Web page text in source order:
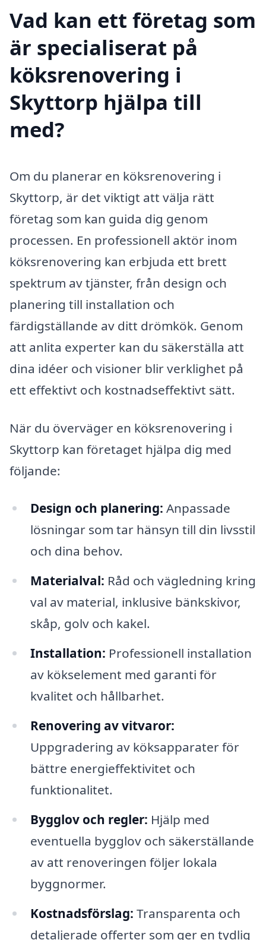
Vad kan ett företag som
är specialiserat på
köksrenovering i
Skyttorp hjälpa till
med?
Om du planerar en köksrenovering i
Skyttorp, är det viktigt att välja rätt
företag som kan guida dig genom
processen. En professionell aktör inom
köksrenovering kan erbjuda ett brett
spektrum av tjänster, från design och
planering till installation och
färdigställande av ditt drömkök. Genom
att anlita experter kan du säkerställa att
dina idéer och visioner blir verklighet på
ett effektivt och kostnadseffektivt sätt.
När du överväger en köksrenovering i
Skyttorp kan företaget hjälpa dig med
följande:
Design och planering: Anpassade
lösningar som tar hänsyn till din livsstil
och dina behov.
Materialval: Råd och vägledning kring
val av material, inklusive bänkskivor,
skåp, golv och kakel.
Installation: Professionell installation
av kökselement med garanti för
kvalitet och hållbarhet.
Renovering av vitvaror:
Uppgradering av köksapparater för
bättre energieffektivitet och
funktionalitet.
Bygglov och regler: Hjälp med
eventuella bygglov och säkerställande
av att renoveringen följer lokala
byggnormer.
Kostnadsförslag: Transparenta och
detaljerade offerter som ger en tydlig